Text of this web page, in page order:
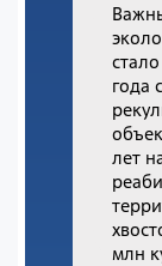
года
лет
млн